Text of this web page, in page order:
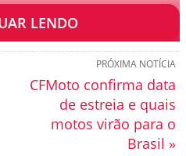
LENDO
PRÓXIMA NOTÍCIA
CFMoto confirma data
de estreia e quais
motos virão para o
Brasil »